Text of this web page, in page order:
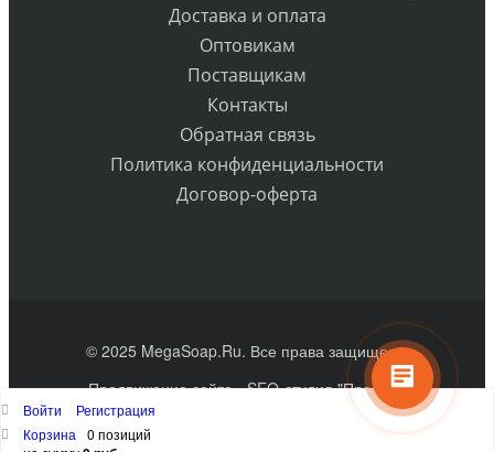
Доставка и оплата
Оптовикам
Поставщикам
Контакты
Обратная связь
Политика конфиденциальности
Договор-оферта
© 2025 MegaSoap.Ru. Все права защищены
Продвижение сайта- SEO-студия "Практик"
Войти
Регистрация
Корзина
0 позиций